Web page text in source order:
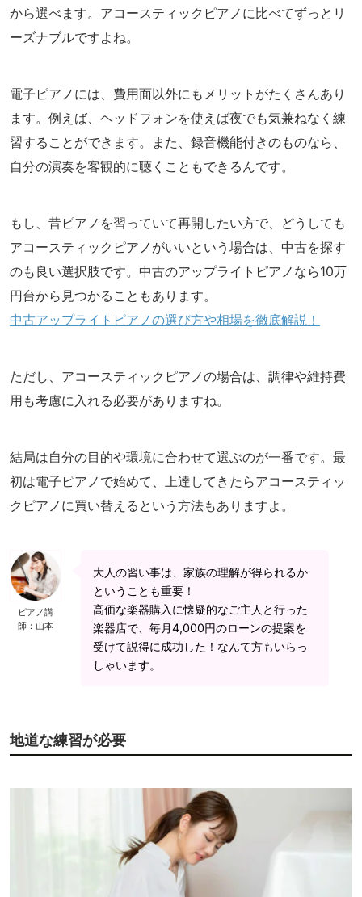
から選べます。アコースティックピアノに比べてずっとリ
ーズナブルですよね。
電子ピアノには、費用面以外にもメリットがたくさんあり
ます。例えば、ヘッドフォンを使えば夜でも気兼ねなく練
習することができます。また、録音機能付きのものなら、
自分の演奏を客観的に聴くこともできるんです。
もし、昔ピアノを習っていて再開したい方で、どうしても
アコースティックピアノがいいという場合は、中古を探す
のも良い選択肢です。中古のアップライトピアノなら10万
円台から見つかることもあります。
中古アップライトピアノの選び方や相場を徹底解説！
ただし、アコースティックピアノの場合は、調律や維持費
用も考慮に入れる必要がありますね。
結局は自分の目的や環境に合わせて選ぶのが一番です。最
初は電子ピアノで始めて、上達してきたらアコースティッ
クピアノに買い替えるという方法もありますよ。
ピアノ講
師：山本
大人の習い事は、家族の理解が得られるか
ということも重要！
高価な楽器購入に懐疑的なご主人と行った
楽器店で、毎月4,000円のローンの提案を
受けて説得に成功した！なんて方もいらっ
しゃいます。
地道な練習が必要